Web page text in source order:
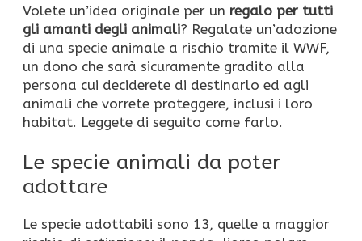
Volete un’idea originale per un regalo per tutti
gli amanti degli animali? Regalate un’adozione
di una specie animale a rischio tramite il WWF,
un dono che sarà sicuramente gradito alla
persona cui deciderete di destinarlo ed agli
animali che vorrete proteggere, inclusi i loro
habitat. Leggete di seguito come farlo.
Le specie animali da poter
adottare
Le specie adottabili sono 13, quelle a maggior